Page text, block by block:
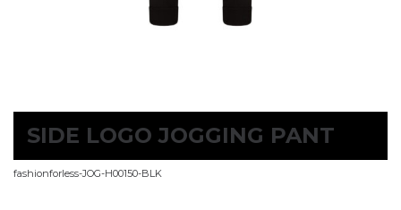
SIDE LOGO JOGGING PANT
fashionforless-JOG-H00150-BLK